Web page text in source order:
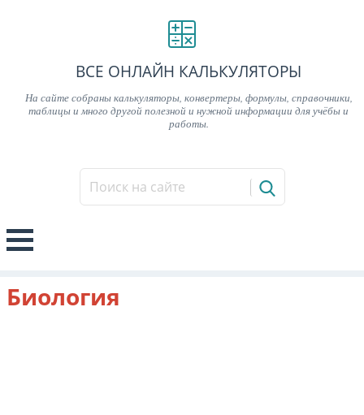
ВСЕ ОНЛАЙН КАЛЬКУЛЯТОРЫ
На сайте собраны калькуляторы, конвертеры, формулы, справочники,
таблицы и много другой полезной и нужной информации для учёбы и
работы.
Биология